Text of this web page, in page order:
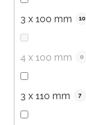
3 x 100 mm 10
4 x 100 mm 0
3 x 110 mm 7